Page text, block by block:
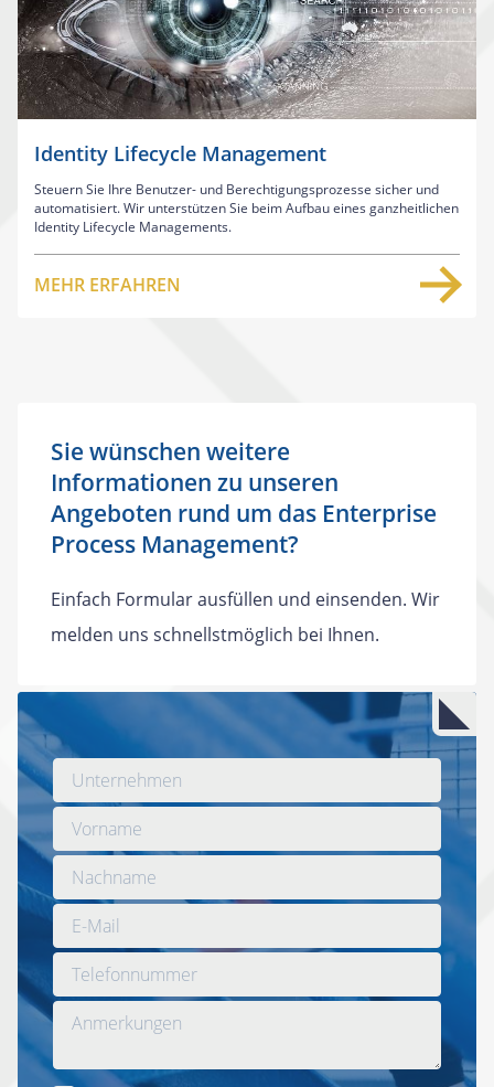
Identity Lifecycle Management
Steuern Sie Ihre Benutzer- und Berechtigungsprozesse sicher und
automatisiert. Wir unterstützen Sie beim Aufbau eines ganzheitlichen
Identity Lifecycle Managements.
MEHR ERFAHREN
Sie wünschen weitere
Informationen zu unseren
Angeboten rund um das Enterprise
Process Management?
Einfach Formular ausfüllen und einsenden. Wir
melden uns schnellstmöglich bei Ihnen.